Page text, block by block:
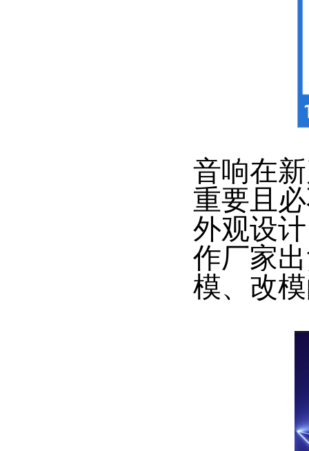
音响在
重要且
外观设
作厂家
模、改